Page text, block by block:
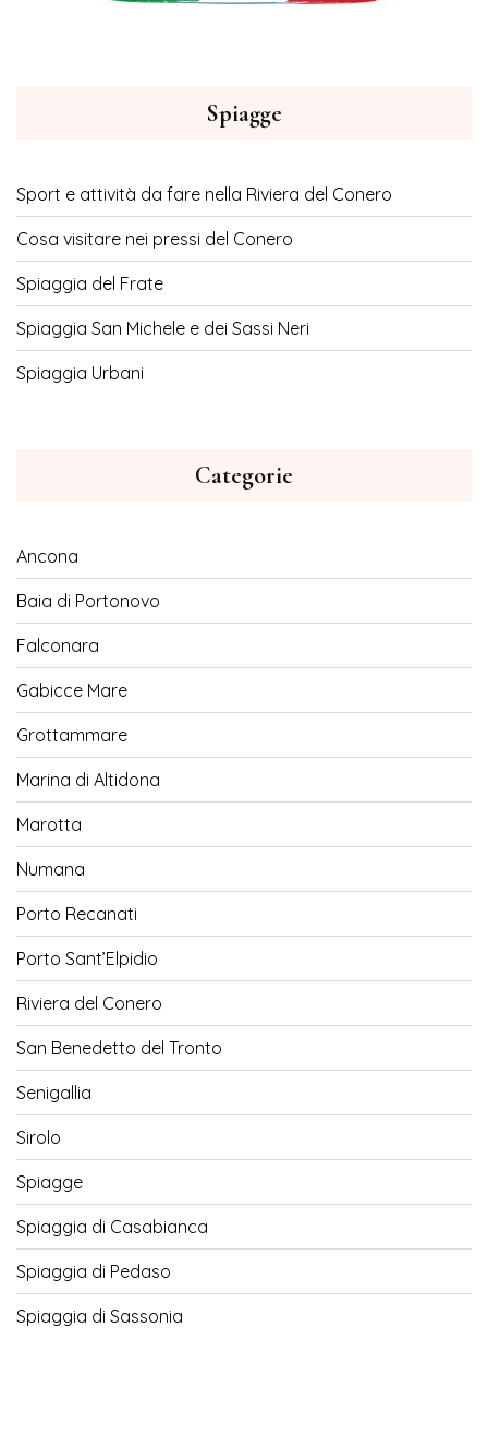
Spiagge
Sport e attività da fare nella Riviera del Conero
Cosa visitare nei pressi del Conero
Spiaggia del Frate
Spiaggia San Michele e dei Sassi Neri
Spiaggia Urbani
Categorie
Ancona
Baia di Portonovo
Falconara
Gabicce Mare
Grottammare
Marina di Altidona
Marotta
Numana
Porto Recanati
Porto Sant’Elpidio
Riviera del Conero
San Benedetto del Tronto
Senigallia
Sirolo
Spiagge
Spiaggia di Casabianca
Spiaggia di Pedaso
Spiaggia di Sassonia